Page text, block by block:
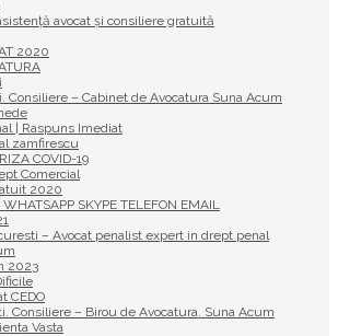
avocat şi consiliere gratuită
2020
Consiliere – Cabinet de Avocatura Suna Acum
| Raspuns Imediat
zamfirescu
COVID-19
Comercial
2020
SKYPE TELEFON EMAIL
– Avocat penalist expert in drept penal
2023
CEDO
Consiliere – Birou de Avocatura. Suna Acum
Vasta